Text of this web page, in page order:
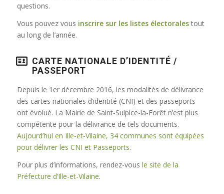
questions.
Vous pouvez vous inscrire sur les listes électoralestout
au long de l’année.
CARTE NATIONALE D’IDENTITÉ /
PASSEPORT
Depuis le 1er décembre 2016, les modalités de délivrance
des cartes nationales d’identité (CNI) et des passeports
ont évolué. La Mairie de Saint-Sulpice-la-Forêt n’est plus
compétente pour la délivrance de tels documents.
Aujourd’hui en Ille-et-Vilaine, 34 communes sont équipées
pour délivrer les CNI et Passeports.
Pour plus d’informations, rendez-vous le site de la
Préfecture d’Ille-et-Vilaine.